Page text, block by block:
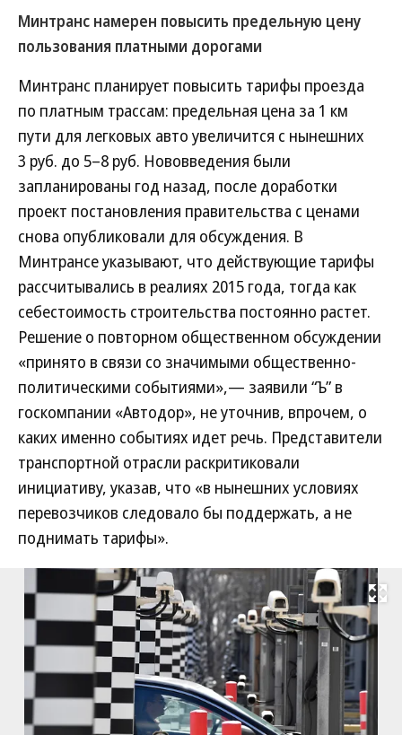
Минтранс намерен повысить предельную цену
пользования платными дорогами
Минтранс планирует повысить тарифы проезда
по платным трассам: предельная цена за 1 км
пути для легковых авто увеличится с нынешних
3 руб. до 5–8 руб. Нововведения были
запланированы год назад, после доработки
проект постановления правительства с ценами
снова опубликовали для обсуждения. В
Минтрансе указывают, что действующие тарифы
рассчитывались в реалиях 2015 года, тогда как
себестоимость строительства постоянно растет.
Решение о повторном общественном обсуждении
«принято в связи со значимыми общественно-
политическими событиями»,— заявили “Ъ” в
госкомпании «Автодор», не уточнив, впрочем, о
каких именно событиях идет речь. Представители
транспортной отрасли раскритиковали
инициативу, указав, что «в нынешних условиях
перевозчиков следовало бы поддержать, а не
поднимать тарифы».
Развернуть